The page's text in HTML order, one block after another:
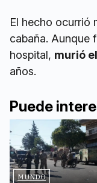
El hecho ocurrió
cabaña. Aunque
hospital, murió
años.
Puede
MUNDO